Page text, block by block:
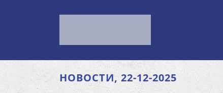
НОВОСТИ, 22-12-2025